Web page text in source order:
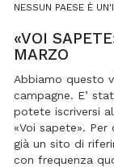
NESSUN PAESE È
«VOI
MARZO
Abbiamo questo
campagne. E’
potete iscriversi
«Voi sapete».
già un sito di
con frequenza